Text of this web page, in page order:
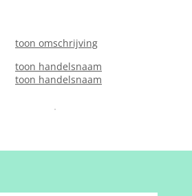
toon omschrijving
toon handelsnaam
toon handelsnaam